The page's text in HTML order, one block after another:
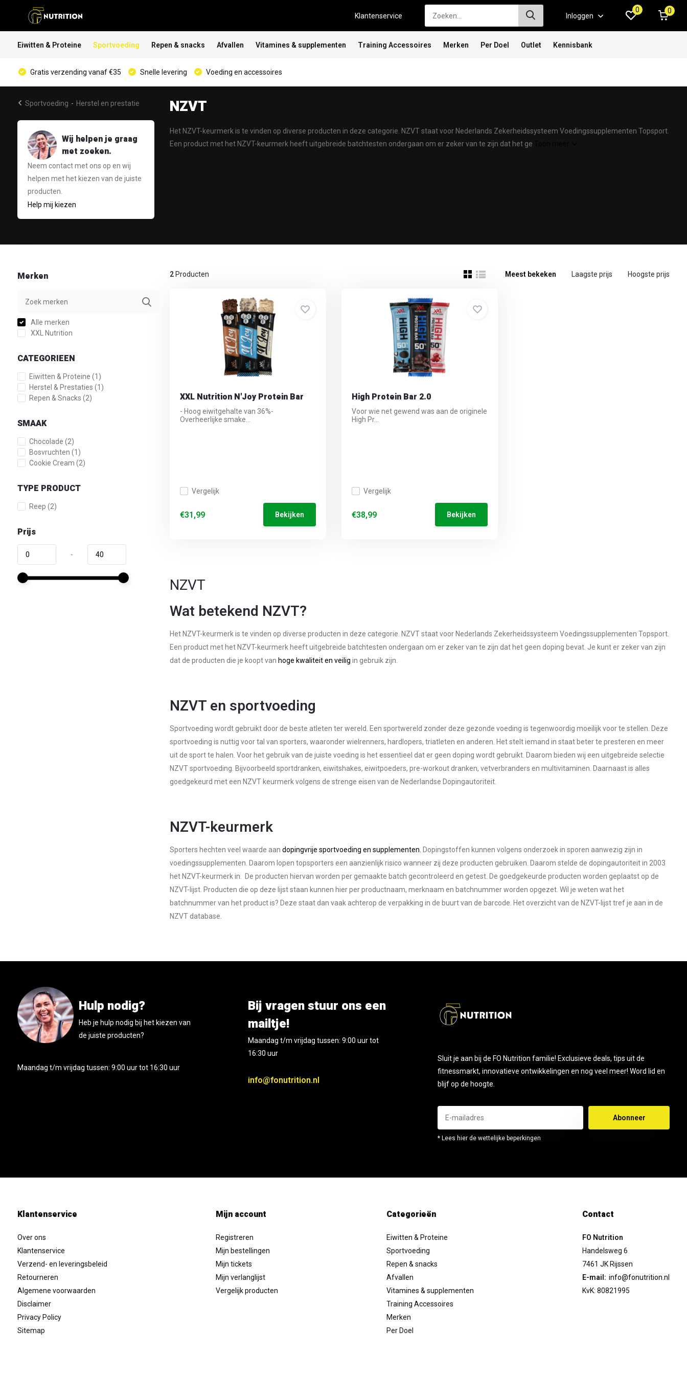
Klantenservice Inloggen
0 0
Eiwitten & Proteine Sportvoeding Repen & snacks Afvallen Vitamines & supplementen Training Accessoires Merken Per Doel Outlet Kennisbank
Gratis verzending vanaf €35 Snelle levering Voeding en accessoires
Sportvoeding - Herstel en prestatie
Wij helpen je graag
met zoeken.
Neem contact met ons op en wij
helpen met het kiezen van de juiste
producten.
Help mij kiezen
NZVT
Het NZVT-keurmerk is te vinden op diverse producten in deze categorie. NZVT staat voor Nederlands Zekerheidssysteem Voedingssupplementen Topsport.
Een product met het NZVT-keurmerk heeft uitgebreide batchtesten ondergaan om er zeker van te zijn dat het ge
Merken
Alle merken
XXL Nutrition
CATEGORIEEN
Eiwitten & Proteine (1)
Herstel & Prestaties (1)
Repen & Snacks (2)
SMAAK
Chocolade (2)
Bosvruchten (1)
Cookie Cream (2)
TYPE PRODUCT
Reep (2)
Prijs
-
2Producten Meest bekeken Laagste prijs Hoogste prijs
XXL Nutrition N'Joy Protein Bar
- Hoog eiwitgehalte van 36%-
Overheerlijke smake...
Vergelijk
€31,99 Bekijken
High Protein Bar 2.0
Voor wie net gewend was aan de originele
High Pr...
Vergelijk
€38,99 Bekijken
NZVT
Wat betekend NZVT?
Het NZVT-keurmerk is te vinden op diverse producten in deze categorie. NZVT staat voor Nederlands Zekerheidssysteem Voedingssupplementen Topsport.
Een product met het NZVT-keurmerk heeft uitgebreide batchtesten ondergaan om er zeker van te zijn dat het geen doping bevat. Je kunt er zeker van zijn
dat de producten die je koopt van hoge kwaliteit en veilig in gebruik zijn.
NZVT en sportvoeding
Sportvoeding wordt gebruikt door de beste atleten ter wereld. Een sportwereld zonder deze gezonde voeding is tegenwoordig moeilijk voor te stellen. Deze
sportvoeding is nuttig voor tal van sporters, waaronder wielrenners, hardlopers, triatleten en anderen. Het stelt iemand in staat beter te presteren en meer
uit de sport te halen. Voor het gebruik van de juiste voeding is het essentieel dat er geen doping wordt gebruikt. Daarom bieden wij een uitgebreide selectie
NZVT sportvoeding. Bijvoorbeeld sportdranken, eiwitshakes, eiwitpoeders, pre-workout dranken, vetverbranders en multivitaminen. Daarnaast is alles
goedgekeurd met een NZVT keurmerk volgens de strenge eisen van de Nederlandse Dopingautoriteit.
NZVT-keurmerk
Sporters hechten veel waarde aan dopingvrije sportvoeding en supplementen. Dopingstoffen kunnen volgens onderzoek in sporen aanwezig zijn in
voedingssupplementen. Daarom lopen topsporters een aanzienlijk risico wanneer zij deze producten gebruiken. Daarom stelde de dopingautoriteit in 2003
het NZVT-keurmerk in. De producten hiervan worden per gemaakte batch gecontroleerd en getest. De goedgekeurde producten worden geplaatst op de
NZVT-lijst. Producten die op deze lijst staan kunnen hier per productnaam, merknaam en batchnummer worden opgezet. Wil je weten wat het
batchnummer van het product is? Deze staat dan vaak achterop de verpakking in de buurt van de barcode. Het overzicht van de NZVT-lijst tref je aan in de
NZVT database.
Hulp nodig?
Heb je hulp nodig bij het kiezen van
de juiste producten?
Maandag t/m vrijdag tussen: 9:00 uur tot 16:30 uur
Bij vragen stuur ons een
mailtje!
Maandag t/m vrijdag tussen: 9:00 uur tot
16:30 uur
info@fonutrition.nl
Sluit je aan bij de FO Nutrition familie! Exclusieve deals, tips uit de
fitnessmarkt, innovatieve ontwikkelingen en nog veel meer! Word lid en
blijf op de hoogte.
Abonneer
* Lees hier de wettelijke beperkingen
Klantenservice
Over ons
Klantenservice
Verzend- en leveringsbeleid
Retourneren
Algemene voorwaarden
Disclaimer
Privacy Policy
Sitemap
Mijn account
Registreren
Mijn bestellingen
Mijn tickets
Mijn verlanglijst
Vergelijk producten
Categorieën
Eiwitten & Proteine
Sportvoeding
Repen & snacks
Afvallen
Vitamines & supplementen
Training Accessoires
Merken
Per Doel
Contact
FO Nutrition
Handelsweg 6
7461 JK Rijssen
E-mail: info@fonutrition.nl
KvK: 80821995